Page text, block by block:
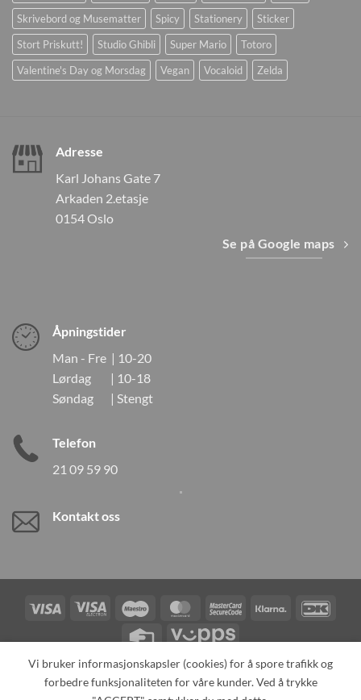
Skrivebord og Musematter
Spicy Stationery
Sticker
Stort Priskutt!
Studio Ghibli Super Mario
Totoro
Valentine's Day og Morsdag
Vegan Vocaloid Zelda
Adresse
Karl Johans Gate 7
Arkaden 2.etasje
0154 Oslo
Se på Google maps
Åpningstider
Man - Fre | 10-20
Lørdag | 10-18
Søndag | Stengt
Telefon
21 09 59 90
Kontakt oss
Visa
Visa
Electron
Maestro MasterCardMasterCardKlarna
Credit
Vipps
TILBAKEKALLINGER KONTAKT OSS
OM OSS
Vi bruker informasjonskapsler (cookies) for å spore trafikk og
forbedre funksjonaliteten for våre kunder. Ved å trykke